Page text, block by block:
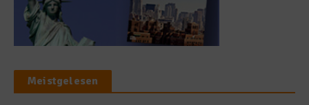
Meistgelesen